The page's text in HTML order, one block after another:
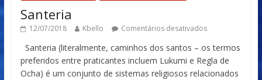
Santeria
12/07/2018 Kbello Comentários desativados
Santeria (literalmente, caminhos dos santos – os termos
preferidos entre praticantes incluem Lukumi e Regla de
Ocha) é um conjunto de sistemas religiosos relacionados